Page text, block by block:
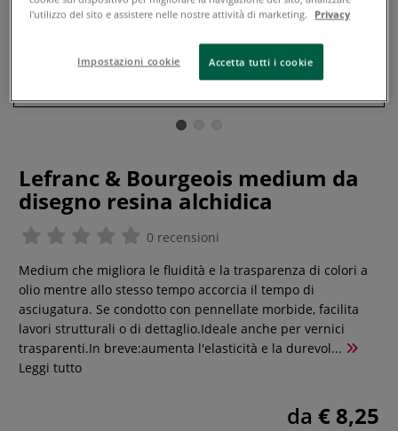
Lefranc & Bourgeois medium da
disegno resina alchidica
0 recensioni
Medium che migliora le fluidità e la trasparenza di colori a
olio mentre allo stesso tempo accorcia il tempo di
asciugatura. Se condotto con pennellate morbide, facilita
lavori strutturali o di dettaglio.Ideale anche per vernici
trasparenti.In breve:aumenta l'elasticità e la durevol...
Leggi tutto
da € 8,25
l'utilizzo del sito e assistere nelle nostre attività di marketing. Privacy
Impostazioni cookie Accetta tutti i cookie